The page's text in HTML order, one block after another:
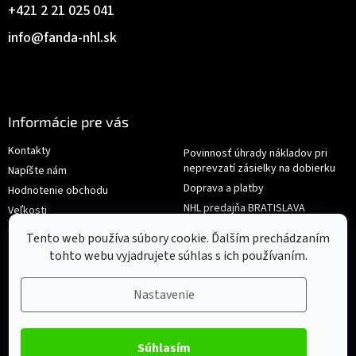
Tento web používa súbory cookie. Ďalším prechádzaním
tohto webu vyjadrujete súhlas s ich používaním.
Nastavenie
Súhlasím
info@fanda-nhl.sk
+421 2 21 025 041
Informácie pre vás
Kontakty
Napíšte nám
Hodnotenie obchodu
Veľkosti
Obchodné podmienky
Povinnosť úhrady nákladov pri
neprevzatí zásielky na dobierku
Doprava a platby
NHL predajňa BRATISLAVA
Reklamace/Výměna